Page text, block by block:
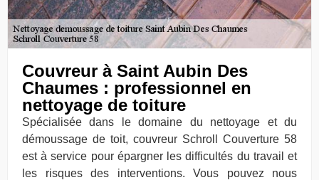
Couvreur à Saint Aubin Des
Chaumes : professionnel en
nettoyage de toiture
Spécialisée dans le domaine du nettoyage et du
démoussage de toit, couvreur Schroll Couverture 58
est à service pour épargner les difficultés du travail et
les risques des interventions. Vous pouvez nous